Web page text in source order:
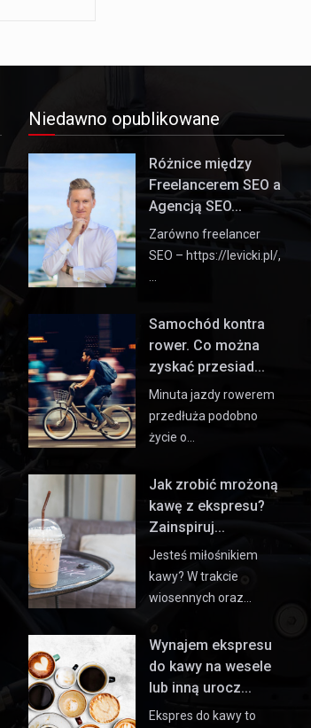
Niedawno opublikowane
Różnice między
Freelancerem SEO a
Agencją SEO...
Zarówno freelancer
SEO – https://levicki.pl/,
Samochód kontra
rower. Co można
zyskać przesiad...
Minuta jazdy rowerem
przedłuża podobno
życie o…
Jak zrobić mrożoną
kawę z ekspresu?
Zainspiruj...
Jesteś miłośnikiem
kawy? W trakcie
wiosennych oraz…
Wynajem ekspresu
do kawy na wesele
lub inną urocz...
Ekspres do kawy to